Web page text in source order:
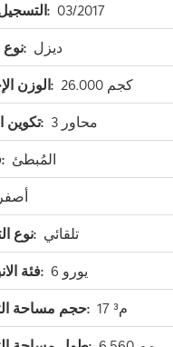
التسجيل الأول: 03/2017
نوع الوقود: ديزل
الوزن الإجمالي: 26.000 كجم
تكوين المحور: 3 محاور
فرامل: المُبطئ
أصفر
نوع التروس: تلقائي
فئة الانبعاثات: يورو 6
حجم مساحة التحميل: 17 م³